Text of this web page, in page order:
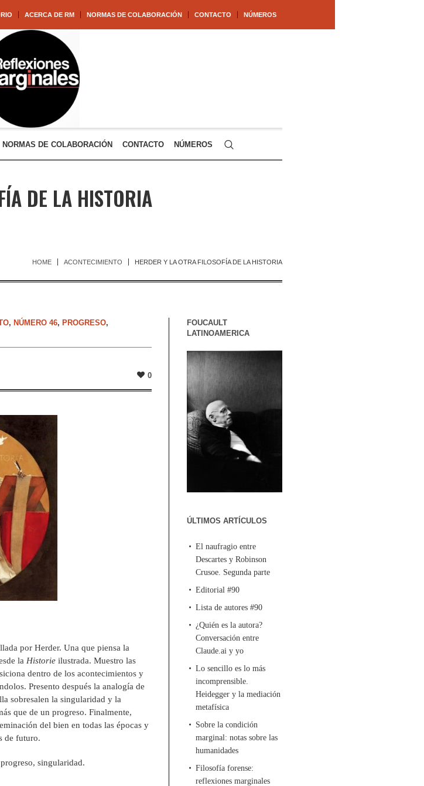
ACERCA DE RM NORMAS DE COLABORACIÓN CONTACTO NÚMEROS
NORMAS DE COLABORACIÓN CONTACTO NÚMEROS
DE LA HISTORIA
HOME ACONTECIMIENTO HERDER Y LA OTRA FILOSOFÍA DE LA HISTORIA
, NÚMERO 46, PROGRESO,
0
por Herder. Una que piensa la
la Historie ilustrada. Muestro las
dentro de los acontecimientos y
Presento después la analogía de
sobresalen la singularidad y la
que de un progreso. Finalmente,
del bien en todas las épocas y
de futuro.
singularidad.
FOUCAULT
LATINOAMERICA
ÚLTIMOS ARTÍCULOS
El naufragio entre
Descartes y Robinson
Crusoe. Segunda parte
Editorial #90
Lista de autores #90
¿Quién es la autora?
Conversación entre
Claude.ai y yo
Lo sencillo es lo más
incomprensible.
Heidegger y la mediación
metafísica
Sobre la condición
marginal: notas sobre las
humanidades
Filosofía forense:
reflexiones marginales